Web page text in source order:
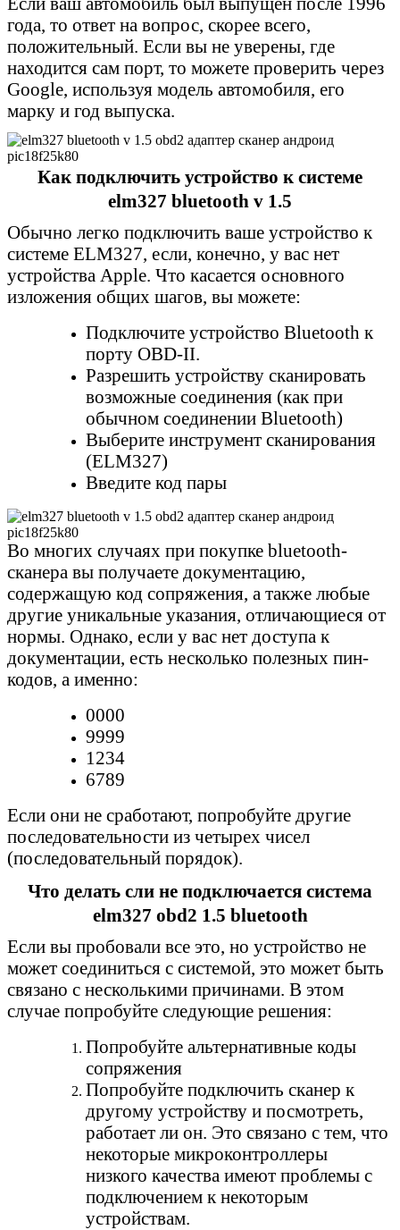
года, то ответ на вопрос, скорее всего,
положительный. Если вы не уверены, где
находится сам порт, то можете проверить через
Google, используя модель автомобиля, его
марку и год выпуска.
Как подключить устройство к системе
elm327 bluetooth v 1.5
Обычно легко подключить ваше устройство к
системе ELM327, если, конечно, у вас нет
устройства Apple. Что касается основного
изложения общих шагов, вы можете:
Подключите устройство Bluetooth к
порту OBD-II.
Разрешить устройству сканировать
возможные соединения (как при
обычном соединении Bluetooth)
Выберите инструмент сканирования
(ELM327)
Введите код пары
Во многих случаях при покупке bluetooth-
сканера вы получаете документацию,
содержащую код сопряжения, а также любые
другие уникальные указания, отличающиеся от
нормы. Однако, если у вас нет доступа к
документации, есть несколько полезных пин-
кодов, а именно:
0000
9999
1234
6789
Если они не сработают, попробуйте другие
последовательности из четырех чисел
(последовательный порядок).
Что делать сли не подключается система
elm327 obd2 1.5 bluetooth
Если вы пробовали все это, но устройство не
может соединиться с системой, это может быть
связано с несколькими причинами. В этом
случае попробуйте следующие решения:
Попробуйте альтернативные коды
сопряжения
Попробуйте подключить сканер к
другому устройству и посмотреть,
работает ли он. Это связано с тем, что
некоторые микроконтроллеры
низкого качества имеют проблемы с
подключением к некоторым
устройствам.